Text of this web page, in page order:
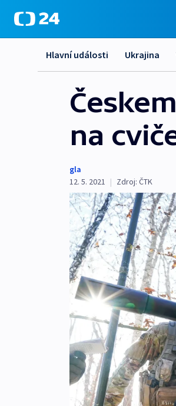
Hlavní události Ukrajina
na
gla
12. 5. 2021 | Zdroj: ČTK